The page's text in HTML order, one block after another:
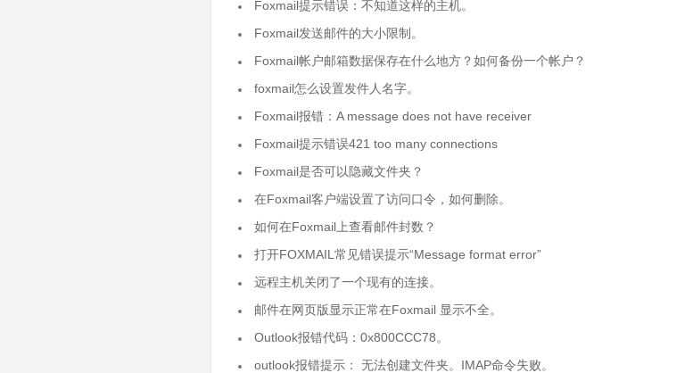
Foxmail提示错误：不知道这样的主机。
Foxmail发送邮件的大小限制。
Foxmail帐户邮箱数据保存在什么地方？如何备份一个帐户？
foxmail怎么设置发件人名字。
Foxmail报错：A message does not have receiver
Foxmail提示错误421 too many connections
Foxmail是否可以隐藏文件夹？
在Foxmail客户端设置了访问口令，如何删除。
如何在Foxmail上查看邮件封数？
打开FOXMAIL常见错误提示“Message format error”
远程主机关闭了一个现有的连接。
邮件在网页版显示正常在Foxmail 显示不全。
Outlook报错代码：0x800CCC78。
outlook报错提示： 无法创建文件夹。IMAP命令失败。